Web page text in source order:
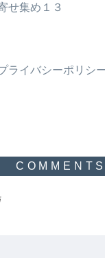
せ集め１３
ライバシーポリシ